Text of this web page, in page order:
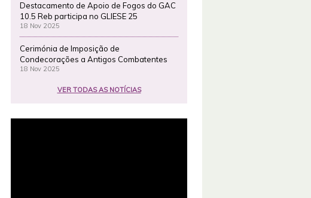
Destacamento de Apoio de Fogos do GAC
10.5 Reb participa no GLIESE 25
18 Nov 2025
Cerimónia de Imposição de
Condecorações a Antigos Combatentes
18 Nov 2025
VER TODAS AS NOTÍCIAS